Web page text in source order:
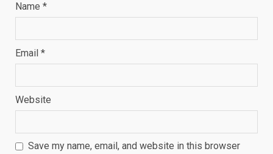
Name *
Email *
Website
Save my name, email, and website in this browser